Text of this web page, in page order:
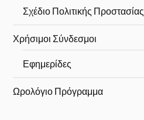
Σχέδιο Πολιτικής Προστασίας
Χρήσιμοι Σύνδεσμοι
Εφημερίδες
Ωρολόγιο Πρόγραμμα